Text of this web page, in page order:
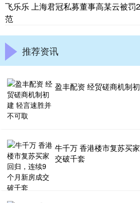
飞乐乐 上海君冠私募董事高某云被罚
范
推荐资讯
盈丰配资 经贸磋商机制
牛千万 香港楼市复苏买
交破千套